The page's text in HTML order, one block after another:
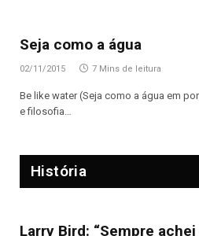
Seja como a água
02/11/2015 7 Mins de leitura
Be like water (Seja como a água em
e filosofia…
História
Larry Bird: “Sempre